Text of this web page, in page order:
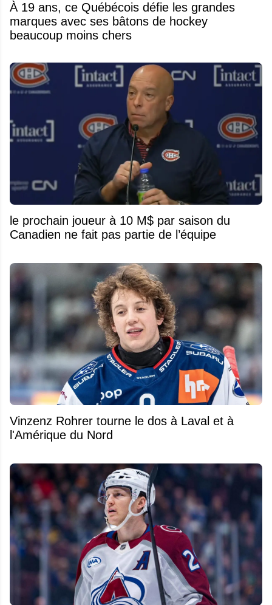
À 19 ans, ce Québécois défie les grandes
marques avec ses bâtons de hockey
beaucoup moins chers
le prochain joueur à 10 M$ par saison du
Canadien ne fait pas partie de l’équipe
Vinzenz Rohrer tourne le dos à Laval et à
l'Amérique du Nord